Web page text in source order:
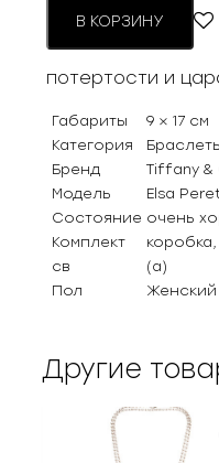
В КОРЗИНУ
потертости и
Габариты
9 × 17 см
Категория
Бренд
Tiffany &
Модель
Elsa
Состояние очень
Комплект
коробка,
св
(а)
Пол
Женский
Другие